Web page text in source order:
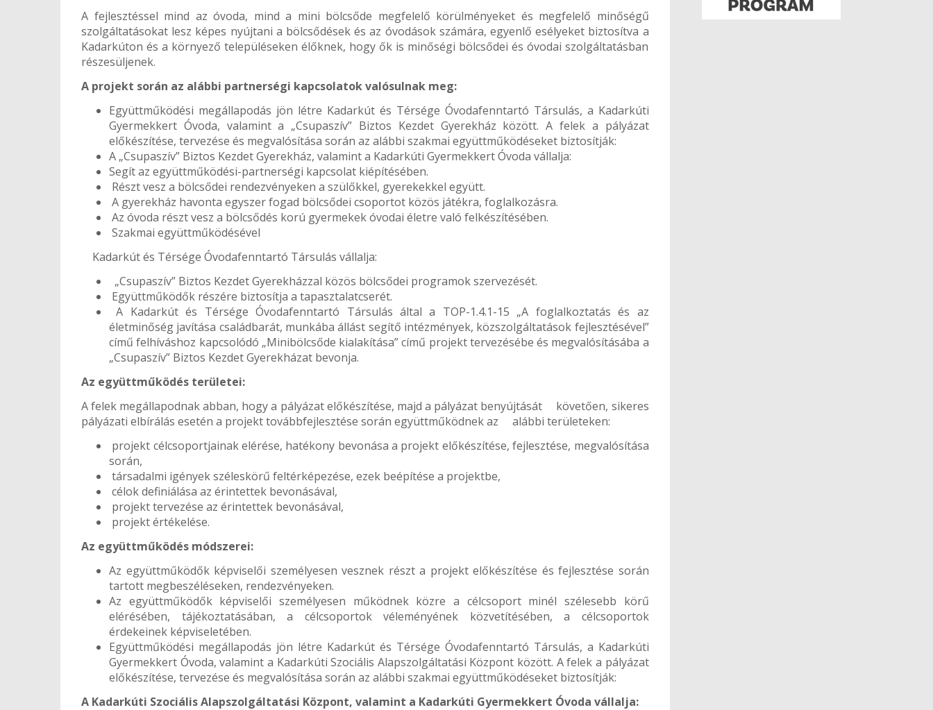
A fejlesztéssel mind az óvoda, mind a mini bölcsőde megfelelő körülményeket és megfelelő minőségű
szolgáltatásokat lesz képes nyújtani a bölcsődések és az óvodások számára, egyenlő esélyeket biztosítva a
Kadarkúton és a környező településeken élőknek, hogy ők is minőségi bölcsődei és óvodai szolgáltatásban
részesüljenek.
A projekt során az alábbi partnerségi kapcsolatok valósulnak meg:
Együttműködési megállapodás jön létre Kadarkút és Térsége Óvodafenntartó Társulás, a Kadarkúti
Gyermekkert Óvoda, valamint a „Csupaszív” Biztos Kezdet Gyerekház között. A felek a pályázat
előkészítése, tervezése és megvalósítása során az alábbi szakmai együttműködéseket biztosítják:
A „Csupaszív” Biztos Kezdet Gyerekház, valamint a Kadarkúti Gyermekkert Óvoda vállalja:
Segít az együttműködési-partnerségi kapcsolat kiépítésében.
Részt vesz a bölcsődei rendezvényeken a szülőkkel, gyerekekkel együtt.
A gyerekház havonta egyszer fogad bölcsődei csoportot közös játékra, foglalkozásra.
Az óvoda részt vesz a bölcsődés korú gyermekek óvodai életre való felkészítésében.
Szakmai együttműködésével
Kadarkút és Térsége Óvodafenntartó Társulás vállalja:
„Csupaszív” Biztos Kezdet Gyerekházzal közös bölcsődei programok szervezését.
Együttműködők részére biztosítja a tapasztalatcserét.
A Kadarkút és Térsége Óvodafenntartó Társulás által a TOP-1.4.1-15 „A foglalkoztatás és az
életminőség javítása családbarát, munkába állást segítő intézmények, közszolgáltatások fejlesztésével”
című felhíváshoz kapcsolódó „Minibölcsőde kialakítása” című projekt tervezésébe és megvalósításába a
„Csupaszív” Biztos Kezdet Gyerekházat bevonja.
Az együttműködés területei:
A felek megállapodnak abban, hogy a pályázat előkészítése, majd a pályázat benyújtását követően, sikeres
pályázati elbírálás esetén a projekt továbbfejlesztése során együttműködnek az alábbi területeken:
projekt célcsoportjainak elérése, hatékony bevonása a projekt előkészítése, fejlesztése, megvalósítása
során,
társadalmi igények széleskörű feltérképezése, ezek beépítése a projektbe,
célok definiálása az érintettek bevonásával,
projekt tervezése az érintettek bevonásával,
projekt értékelése.
Az együttműködés módszerei:
Az együttműködők képviselői személyesen vesznek részt a projekt előkészítése és fejlesztése során
tartott megbeszéléseken, rendezvényeken.
Az együttműködők képviselői személyesen működnek közre a célcsoport minél szélesebb körű
elérésében, tájékoztatásában, a célcsoportok véleményének közvetítésében, a célcsoportok
érdekeinek képviseletében.
Együttműködési megállapodás jön létre Kadarkút és Térsége Óvodafenntartó Társulás, a Kadarkúti
Gyermekkert Óvoda, valamint a Kadarkúti Szociális Alapszolgáltatási Központ között. A felek a pályázat
előkészítése, tervezése és megvalósítása során az alábbi szakmai együttműködéseket biztosítják:
A Kadarkúti Szociális Alapszolgáltatási Központ, valamint a Kadarkúti Gyermekkert Óvoda vállalja: